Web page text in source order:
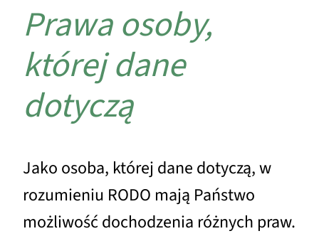
Prawa osoby,
której dane
dotyczą
Jako osoba, której dane dotyczą, w
rozumieniu RODO mają Państwo
możliwość dochodzenia różnych praw.